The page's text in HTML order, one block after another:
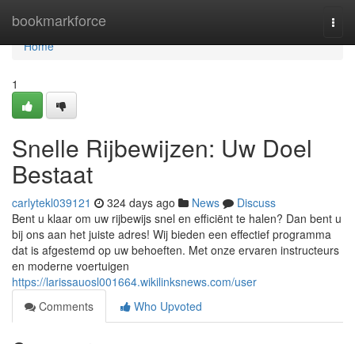
bookmarkforce
Home
Home
1
Snelle Rijbewijzen: Uw Doel
Bestaat
carlytekl039121 324 days ago News
Discuss
Bent u klaar om uw rijbewijs snel en efficiënt te halen? Dan bent u
bij ons aan het juiste adres! Wij bieden een effectief programma
dat is afgestemd op uw behoeften. Met onze ervaren instructeurs
en moderne voertuigen
https://larissauosl001664.wikilinksnews.com/user
Comments
Who Upvoted